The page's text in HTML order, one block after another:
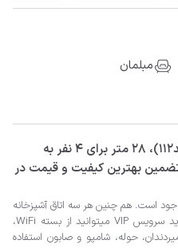
مبلمان
‫‫اجاره روزانه و ماهانه احمدی(واحد112)، 28 متر برای 4 نفر به
با تضمین بهترین کیفیت و قیمت در